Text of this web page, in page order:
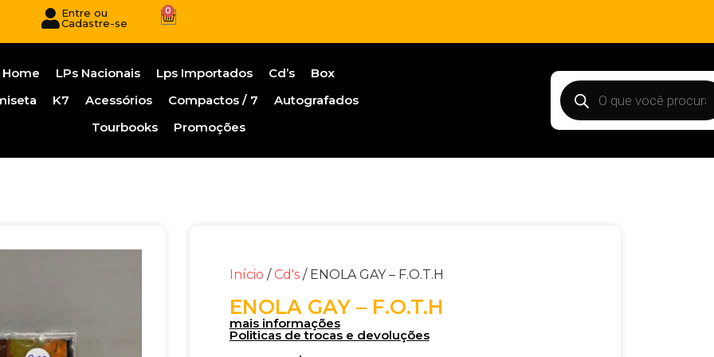
Entre ou
Cadastre-se
0
Home LPs Nacionais Lps Importados Cd’s
Box
K7 Acessórios Compactos / 7
Autografados
Tourbooks
Promoções
Início / Cd's/ ENOLA GAY – F.O.T.H
ENOLA GAY – F.O.T.H
mais informações
Politicas de trocas e devoluções